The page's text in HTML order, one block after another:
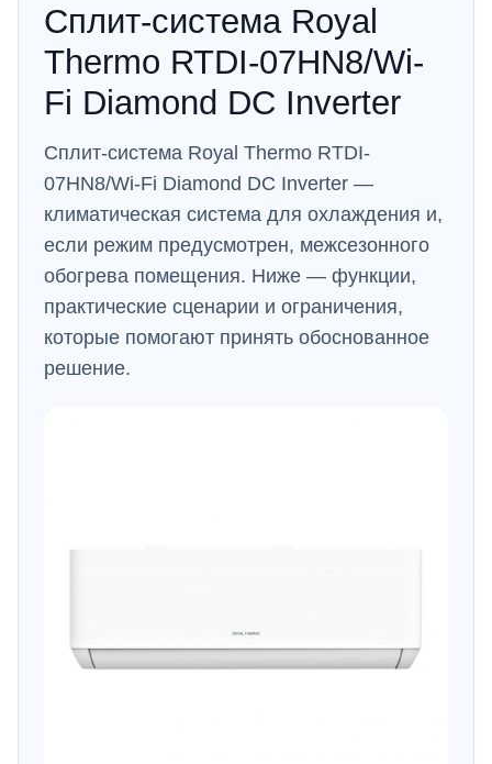
Сплит-система Royal
Thermo RTDI-07HN8/Wi-
Fi Diamond DC Inverter
Сплит-система Royal Thermo RTDI-
07HN8/Wi-Fi Diamond DC Inverter —
климатическая система для охлаждения и,
если режим предусмотрен, межсезонного
обогрева помещения. Ниже — функции,
практические сценарии и ограничения,
которые помогают принять обоснованное
решение.